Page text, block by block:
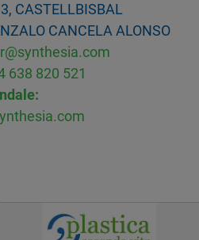
CASTELLBISBAL
CANCELA ALONSO
638 820 521